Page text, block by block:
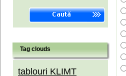
Tag clouds
tablouri KLIMT